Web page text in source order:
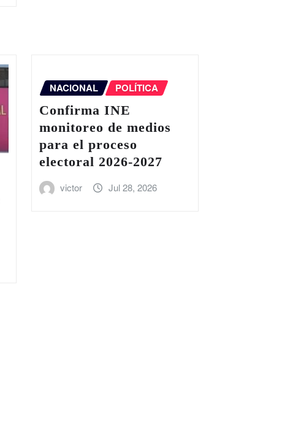
NACIONAL POLÍTICA
Confirma INE
monitoreo de medios
para el proceso
electoral 2026-2027
victor Jul 28, 2026